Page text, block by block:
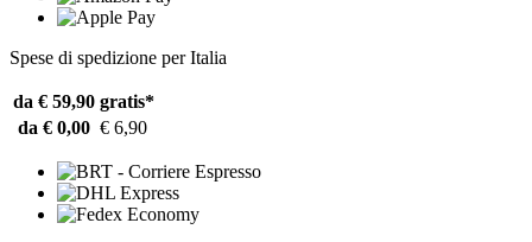
Spese di spedizione per Italia
da € 59,90 gratis*
da € 0,00 € 6,90